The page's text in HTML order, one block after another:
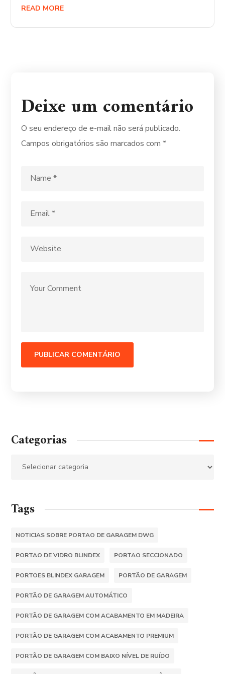
READ MORE
Deixe um comentário
O seu endereço de e-mail não será publicado.
Campos obrigatórios são marcados com*
Categorias
Tags
NOTICIAS SOBRE PORTAO DE GARAGEM DWG
PORTAO DE VIDRO BLINDEX PORTAO SECCIONADO
PORTOES BLINDEX GARAGEM PORTÃO DE GARAGEM
PORTÃO DE GARAGEM AUTOMÁTICO
PORTÃO DE GARAGEM COM ACABAMENTO EM MADEIRA
PORTÃO DE GARAGEM COM ACABAMENTO PREMIUM
PORTÃO DE GARAGEM COM BAIXO NÍVEL DE RUÍDO